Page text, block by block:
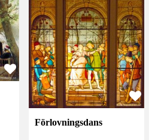
Förlovningsdans